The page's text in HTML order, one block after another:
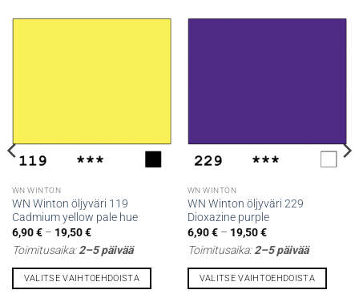
WN WINTON
WN Winton öljyväri 119
Cadmium yellow pale hue
6,90€ – 19,50€Hintaluokka:
-
Toimitusaika:2–5 päivää
VALITSE VAIHTOEHDOISTA
WN WINTON
WN Winton öljyväri 229
Dioxazine purple
6,90€ – 19,50€Hintaluokka:
-
Toimitusaika:2–5 päivää
VALITSE VAIHTOEHDOISTA